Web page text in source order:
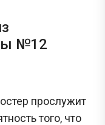
№12
прослужит
того, что